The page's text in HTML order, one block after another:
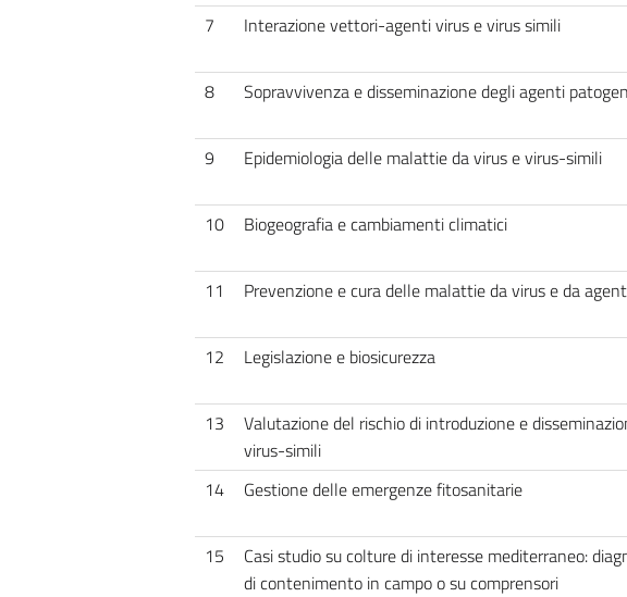
7
Interazione vettori-agenti virus e virus simili
8
Sopravvivenza e disseminazione degli agenti
9
Epidemiologia delle malattie da virus e virus-simili
10
Biogeografia e cambiamenti climatici
11
Prevenzione e cura delle malattie da virus e da
12
Legislazione e biosicurezza
13
Valutazione del rischio di introduzione e
virus-simili
14
Gestione delle emergenze fitosanitarie
15
Casi studio su colture di interesse mediterraneo:
di contenimento in campo o su comprensori